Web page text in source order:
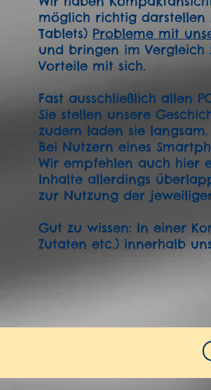
möglich richtig darstellen
Tablets) Probleme mit
und bringen im Vergleich
Vorteile mit sich.
Fast ausschließlich allen
Sie stellen unsere
zudem laden sie langsam.
Bei Nutzern eines
Wir empfehlen auch hier
Inhalte allerdings
zur Nutzung der
Gut zu wissen: In einer
Zutaten etc.) innerhalb